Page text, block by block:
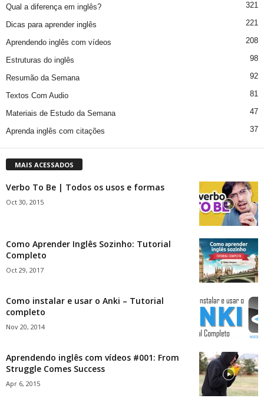
Qual a diferença em inglês? 321
Dicas para aprender inglês 221
Aprendendo inglês com vídeos 208
Estruturas do inglês 98
Resumão da Semana 92
Textos Com Audio 81
Materiais de Estudo da Semana 47
Aprenda inglês com citações 37
MAIS ACESSADOS
Verbo To Be | Todos os usos e formas
Oct 30, 2015
Como Aprender Inglês Sozinho: Tutorial
Completo
Oct 29, 2017
Como instalar e usar o Anki – Tutorial
completo
Nov 20, 2014
Aprendendo inglês com vídeos #001: From
Struggle Comes Success
Apr 6, 2015